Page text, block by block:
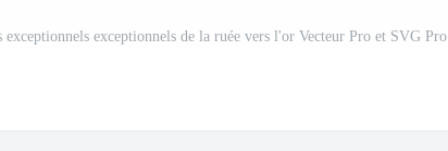
exceptionnels exceptionnels de la ruée vers l'or Vecteur Pro et SVG Pro